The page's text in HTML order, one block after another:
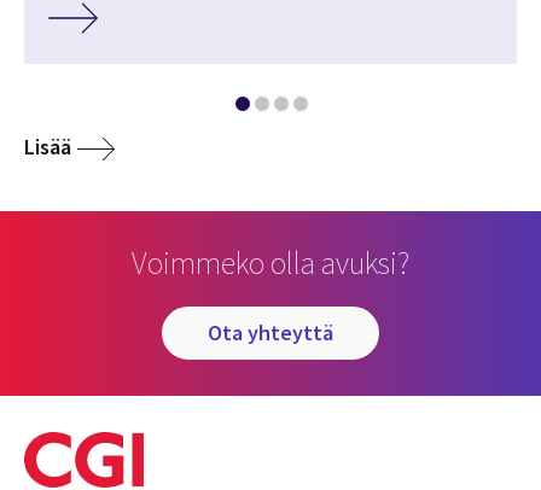
Lisää
Voimmeko olla avuksi?
ota yhteyttä